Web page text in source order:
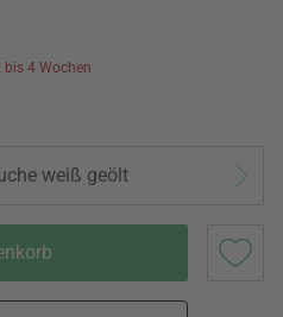
bis 4 Wochen
weiß geölt